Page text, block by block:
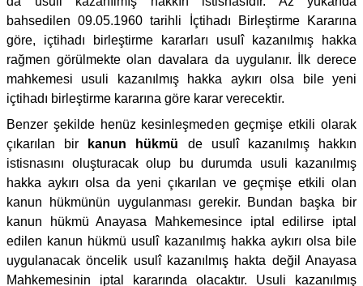
bahsedilen 09.05.1960 tarihli İçtihadı Birleştirme Kararına
göre, içtihadı birleştirme kararları usulî kazanılmış hakka
rağmen görülmekte olan davalara da uygulanır. İlk derece
mahkemesi usuli kazanılmış hakka aykırı olsa bile yeni
içtihadı birleştirme kararına göre karar verecektir.
Benzer şekilde henüz kesinleşmeden geçmişe etkili olarak
çıkarılan bir
kanun hükmü de usulî kazanılmış hakkın
istisnasını oluşturacak olup bu durumda usuli kazanılmış
hakka aykırı olsa da yeni çıkarılan ve geçmişe etkili olan
kanun hükmünün uygulanması gerekir. Bundan başka bir
kanun hükmü Anayasa Mahkemesince iptal edilirse iptal
edilen kanun hükmü usulî kazanılmış hakka aykırı olsa bile
uygulanacak öncelik usulî kazanılmış hakta değil Anayasa
Mahkemesinin iptal kararında olacaktır. Usuli kazanılmış